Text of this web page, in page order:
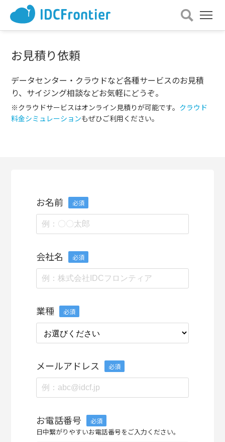
メ
ニュー
を
お見積り依頼
データセンター・クラウドなど各種サービスのお見積
り、サイジング相談などお気軽にどうぞ。
※クラウドサービスはオンライン見積りが可能です。 クラウド
料金シミュレーションもぜひご利用ください。
お名前 必須
会社名 必須
業種 必須
メールアドレス 必須
お電話番号 必須
日中繋がりやすいお電話番号をご入力ください。